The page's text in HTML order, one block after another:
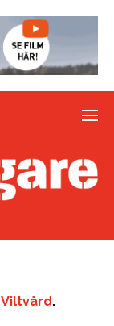
Viltvård.